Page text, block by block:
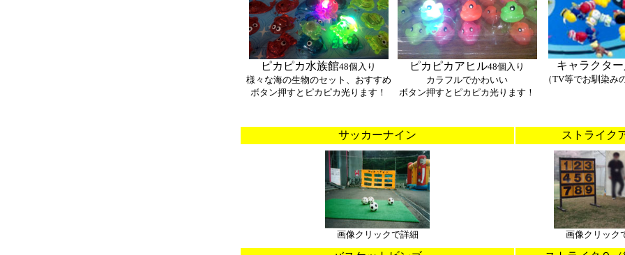
ピカピカ水族館48個入り
様々な海の生物のセット、おすすめ
ボタン押すとピカピカ光ります！
ピカピカアヒル48個入り
カラフルでかわいい
ボタン押すとピカピカ光ります！
キャラクタ
（TV等でお馴染み
サッカーナイン ストライク
画像クリックで詳細 画像クリック